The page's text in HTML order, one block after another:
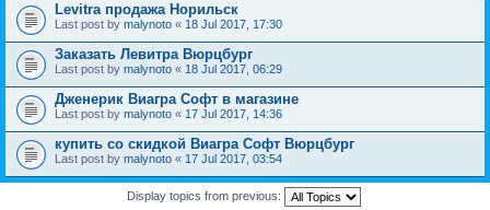
Levitra продажа Норильск
Last post by malynoto « 18 Jul 2017, 17:30
Заказать Левитра Вюрцбург
Last post by malynoto « 18 Jul 2017, 06:29
Дженерик Виагра Софт в магазине
Last post by malynoto « 17 Jul 2017, 14:36
купить со скидкой Виагра Софт Вюрцбург
Last post by malynoto « 17 Jul 2017, 03:54
Display topics from previous: